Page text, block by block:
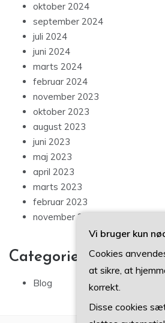
oktober 2024
september 2024
juli 2024
juni 2024
marts 2024
februar 2024
november 2023
oktober 2023
august 2023
juni 2023
maj 2023
april 2023
marts 2023
februar 2023
november 2022
Categories
Blog
Vi bruger kun
Cookies
at sikre, at
korrekt.
Disse cookies